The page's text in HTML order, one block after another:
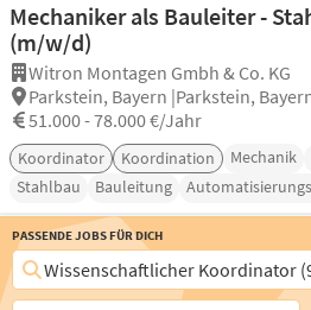
Mechaniker als Bauleiter -
(m/w/d)
Witron Montagen Gmbh & Co. KG
Parkstein, Bayern |Parkstein,
51.000 - 78.000 €/Jahr
Koordinator Koordination Mechanik
Stahlbau
Bauleitung
Passende Jobs für Dich
Wissenschaftlicher Koordinator